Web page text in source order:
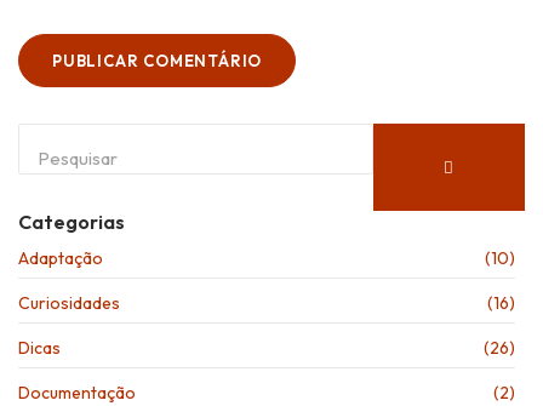
Categorias
Adaptação (10)
Curiosidades (16)
Dicas (26)
Documentação (2)